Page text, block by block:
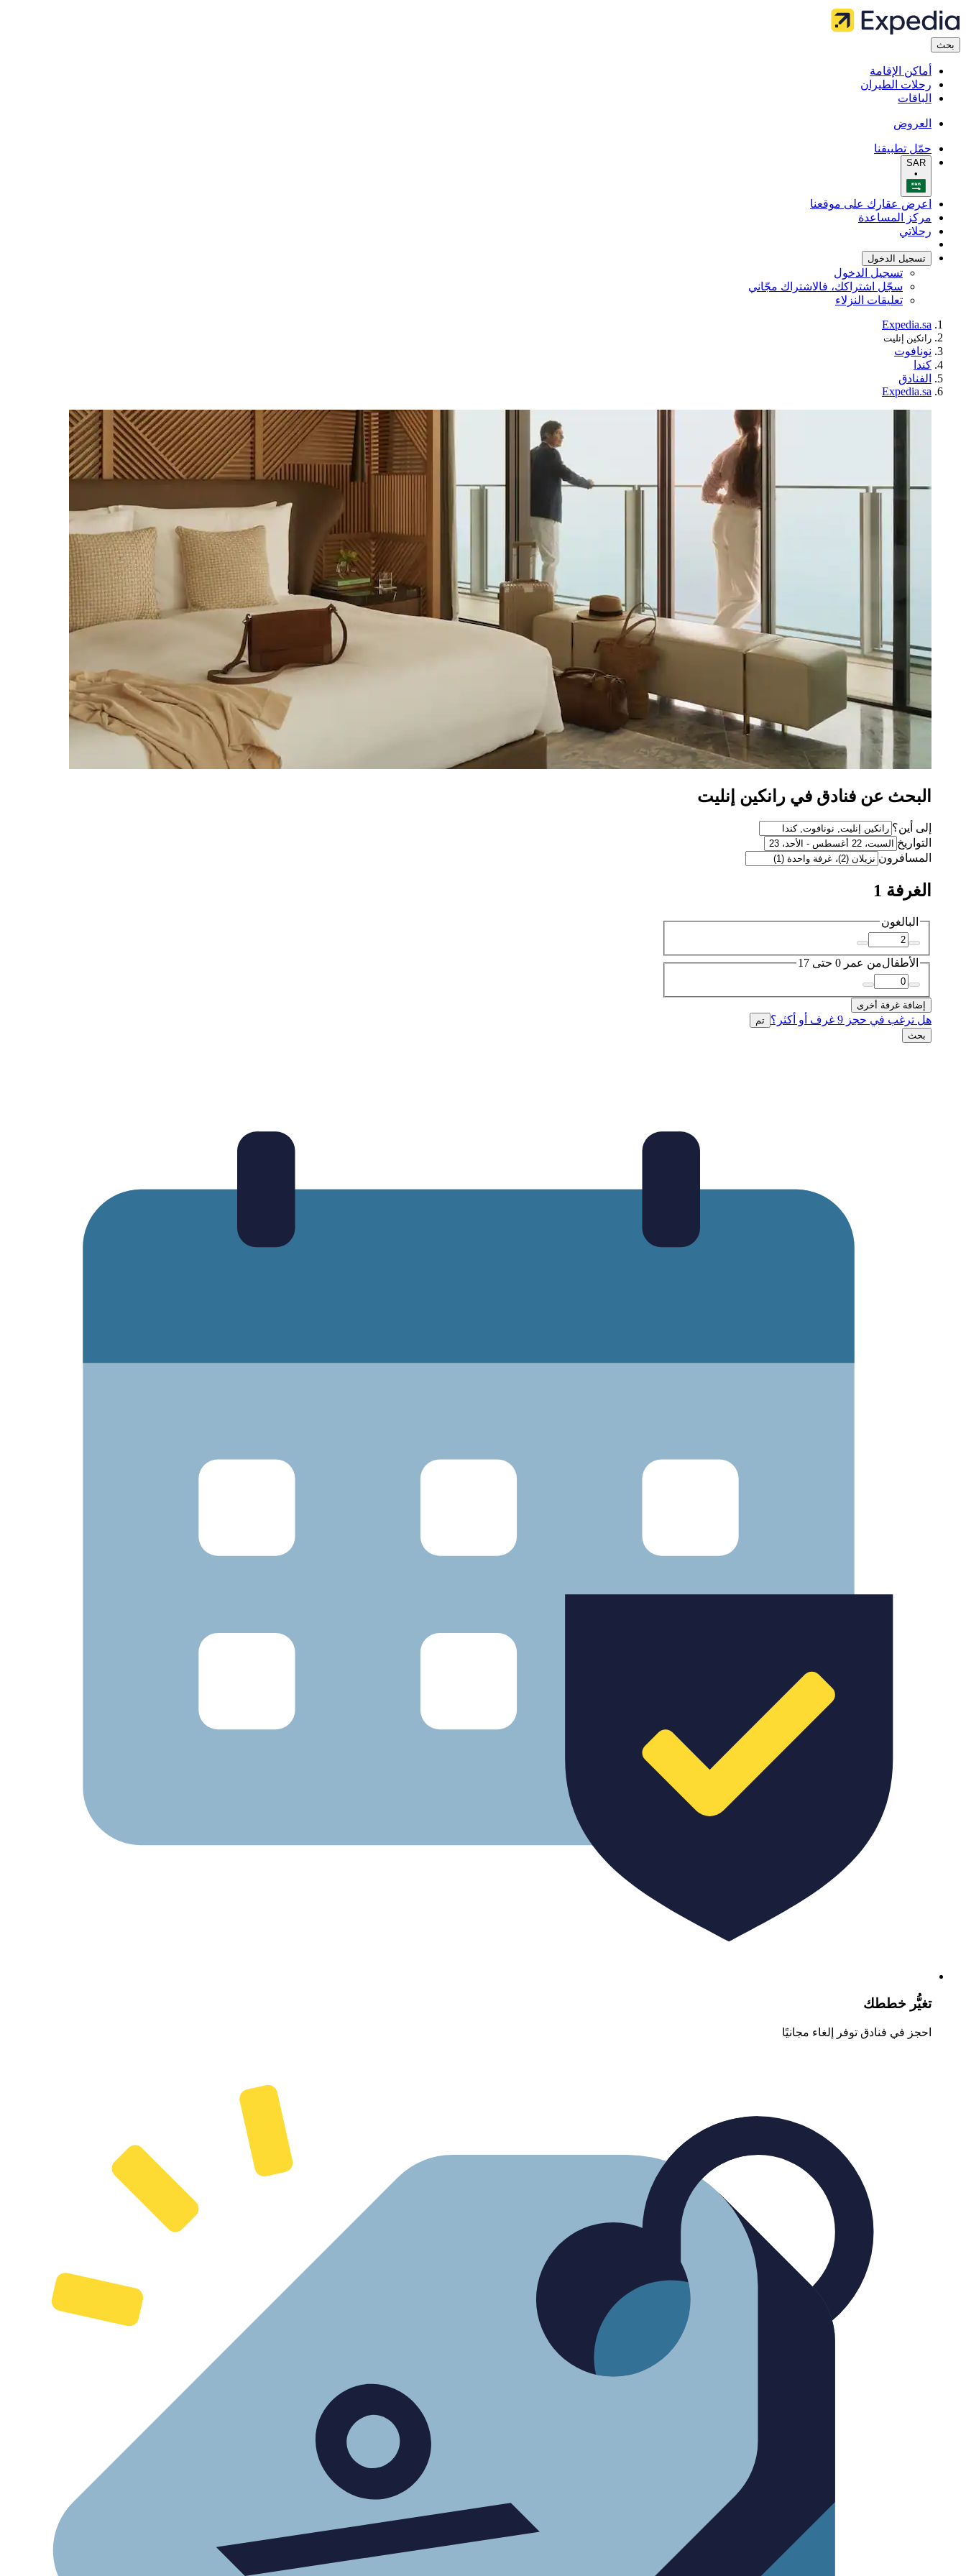
بحث
أماكن الإقامة
رحلات الطيران
الباقات
العروض
حمّل تطبيقنا
SAR
•
اعرض عقارك على موقعنا
مركز المساعدة
رحلاتي
تسجيل الدخول
تسجيل الدخول
سجّل اشتراكك، فالاشتراك مجّاني
تعليقات النزلاء
Expedia.sa
رانكين إنليت
نونافوت
كندا
الفنادق
Expedia.sa
البحث عن فنادق في رانكين إنليت
إلى أين؟
التواريخ
المسافرون
الغرفة 1
البالغون
الأطفالمن عمر 0 حتى 17
إضافة غرفة أخرى
هل ترغب في حجز 9 غرف أو أكثر؟
تم
بحث
تغيُّر خططك
احجز في فنادق توفر إلغاء مجانيًا